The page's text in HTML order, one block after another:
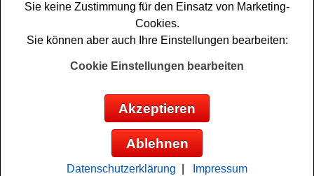
Gewinnsumme ▲ ▼ Gewinnanzahl
Freizeitpark Gewinnspiel kostenlos -
Disneyland Tickets gewinnen
Ein kostenloses Freizeitpark Gewinnspiel hat Crabstone
Sie keine Zustimmung für den Einsatz von Marketing-
Cookies.
Sie können aber auch Ihre Einstellungen bearbeiten:
Cookie Einstellungen bearbeiten
Akzeptieren
Ablehnen
Datenschutzerklärung Impressum